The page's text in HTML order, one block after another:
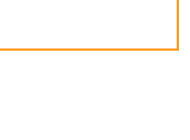
ておくべきこと